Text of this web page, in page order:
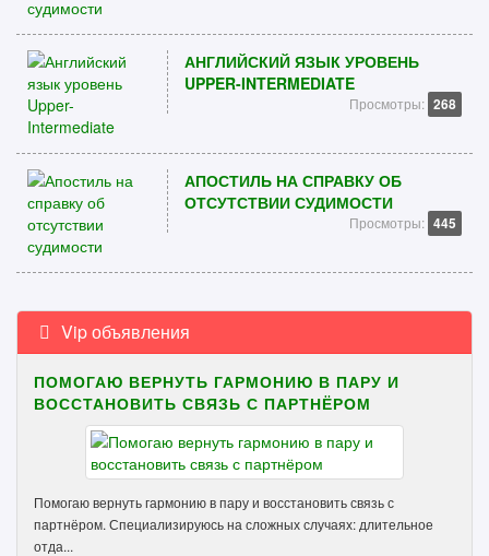
АНГЛИЙСКИЙ ЯЗЫК УРОВЕНЬ
UPPER-INTERMEDIATE
Просмотры: 268
АПОСТИЛЬ НА СПРАВКУ ОБ
ОТСУТСТВИИ СУДИМОСТИ
Просмотры: 445
Vip объявления
ПОМОГАЮ ВЕРНУТЬ ГАРМОНИЮ В ПАРУ И
ВОССТАНОВИТЬ СВЯЗЬ С ПАРТНЁРОМ
Помогаю вернуть гармонию в пару и восстановить связь с
партнёром. Специализируюсь на сложных случаях: длительное
отда...